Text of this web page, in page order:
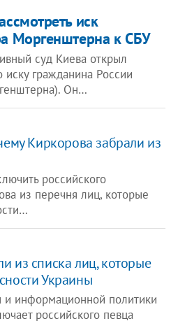
иск
Моргенштерна к СБУ
суд Киева открыл
гражданина России
Он…
Киркорова забрали из
российского
из перечня лиц, которые
из списка лиц, которые
Украины
и информационной политики
российского певца